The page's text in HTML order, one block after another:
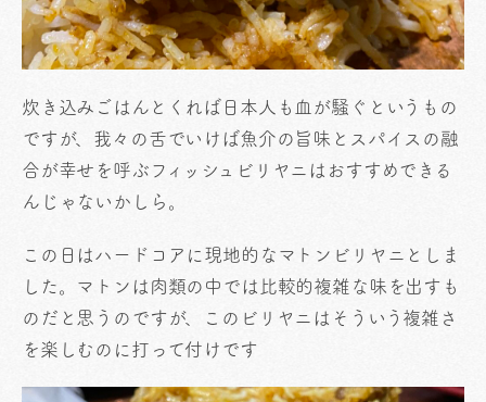
炊き込みごはんとくれば日本人も血が騒ぐというもの
ですが、我々の舌でいけば魚介の旨味とスパイスの融
合が幸せを呼ぶフィッシュビリヤニはおすすめできる
んじゃないかしら。
この日はハードコアに現地的なマトンビリヤニとしま
した。マトンは肉類の中では比較的複雑な味を出すも
のだと思うのですが、このビリヤニはそういう複雑さ
を楽しむのに打って付けです